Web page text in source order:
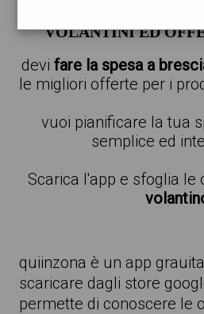
VOLANTINI ED
devifare la spesa a
le migliori offerte per i
vuoi pianificare la tua
semplice ed
Scarica l'app e sfoglia le
quiinzona è un app
scaricare dagli store
permette di conoscere le